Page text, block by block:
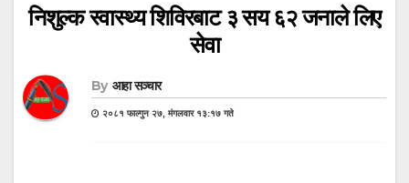
निशुल्क स्वास्थ्य शिविरबाट ३ सय ६२ जनाले लिए
सेवा
By आहा सञ्चार
२०८१ फाल्गुन २७, मंगलवार १३:१७ गते